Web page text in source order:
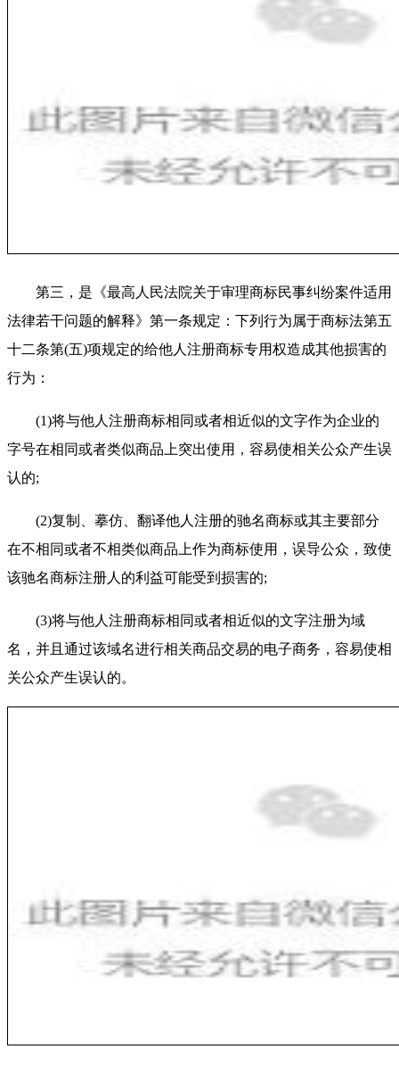
第三，是《最高人民法院关于审理商标民事纠纷案件适用
法律若干问题的解释》第一条规定：下列行为属于商标法第五
十二条第(五)项规定的给他人注册商标专用权造成其他损害的
行为：
(1)将与他人注册商标相同或者相近似的文字作为企业的
字号在相同或者类似商品上突出使用，容易使相关公众产生误
认的;
(2)复制、摹仿、翻译他人注册的驰名商标或其主要部分
在不相同或者不相类似商品上作为商标使用，误导公众，致使
该驰名商标注册人的利益可能受到损害的;
(3)将与他人注册商标相同或者相近似的文字注册为域
名，并且通过该域名进行相关商品交易的电子商务，容易使相
关公众产生误认的。